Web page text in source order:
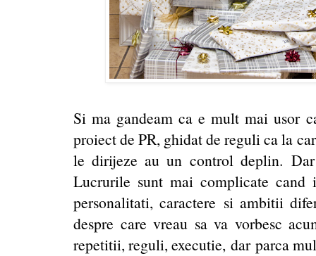
Si ma gandeam ca e mult mai usor
proiect de PR, ghidat de reguli ca la
le dirijeze au un control deplin.
Lucrurile sunt mai complicate
personalitati, caractere si ambitii
despre care vreau sa va vorbesc
repetitii, reguli, executie, dar parca